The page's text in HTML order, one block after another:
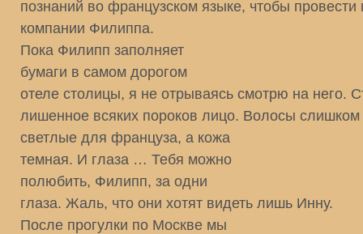
познаний во французском языке, чтобы провести
компании Филиппа.
Пока Филипп заполняет
бумаги в самом дорогом
отеле столицы, я не отрываясь смотрю на него.
лишенное всяких пороков лицо. Волосы слишком
светлые для француза, а кожа
темная. И глаза … Тебя можно
полюбить, Филипп, за одни
глаза. Жаль, что они хотят видеть лишь Инну.
После прогулки по Москве мы